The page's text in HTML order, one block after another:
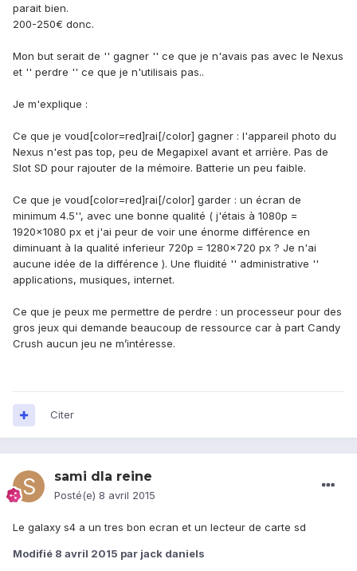
parait bien.
200-250€ donc.
Mon but serait de '' gagner '' ce que je n'avais pas avec le Nexus
et '' perdre '' ce que je n'utilisais pas..
Je m'explique :
Ce que je voud[color=red]rai[/color] gagner : l'appareil photo du
Nexus n'est pas top, peu de Megapixel avant et arrière. Pas de
Slot SD pour rajouter de la mémoire. Batterie un peu faible.
Ce que je voud[color=red]rai[/color] garder : un écran de
minimum 4.5'', avec une bonne qualité ( j'étais à 1080p =
1920×1080 px et j'ai peur de voir une énorme différence en
diminuant à la qualité inferieur 720p = 1280×720 px ? Je n'ai
aucune idée de la différence ). Une fluidité '' administrative ''
applications, musiques, internet.
Ce que je peux me permettre de perdre : un processeur pour des
gros jeux qui demande beaucoup de ressource car à part Candy
Crush aucun jeu ne m’intéresse.
Citer
sami dla reine
Posté(e) 8 avril 2015
Le galaxy s4 a un tres bon ecran et un lecteur de carte sd
Modifié 8 avril 2015 par jack daniels